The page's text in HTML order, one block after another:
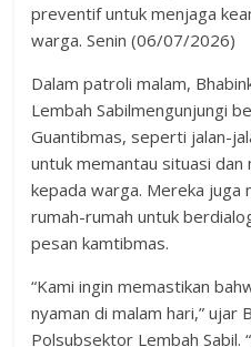
preventif untuk menjaga
warga. Senin (06/07/2026)
Dalam patroli malam,
Lembah Sabilmengunjungi
Guantibmas, seperti jalan-
untuk memantau situasi dan
kepada warga. Mereka juga
rumah-rumah untuk
pesan kamtibmas.
“Kami ingin memastikan
nyaman di malam hari,” ujar
Polsubsektor Lembah Sabil.